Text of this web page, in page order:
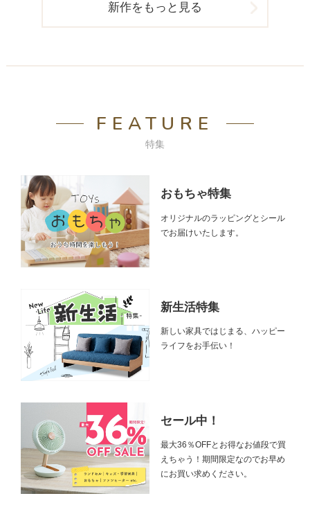
新作をもっと見る
FEATURE
特集
おもちゃ特集
オリジナルのラッピングとシール
でお届けいたします。
新生活特集
新しい家具ではじまる、ハッピー
ライフをお手伝い！
セール中！
最大36％OFFとお得なお値段で買
えちゃう！期間限定なのでお早め
にお買い求めください。